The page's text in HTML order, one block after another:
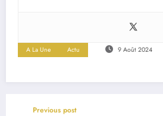
A La Une Actu 9 Août 2024
Previous post